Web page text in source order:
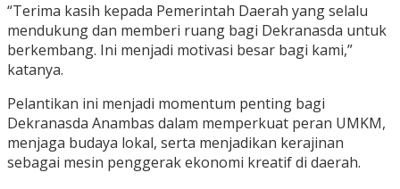
“Terima kasih kepada Pemerintah Daerah yang selalu
mendukung dan memberi ruang bagi Dekranasda untuk
berkembang. Ini menjadi motivasi besar bagi kami,”
katanya.
Pelantikan ini menjadi momentum penting bagi
Dekranasda Anambas dalam memperkuat peran UMKM,
menjaga budaya lokal, serta menjadikan kerajinan
sebagai mesin penggerak ekonomi kreatif di daerah.